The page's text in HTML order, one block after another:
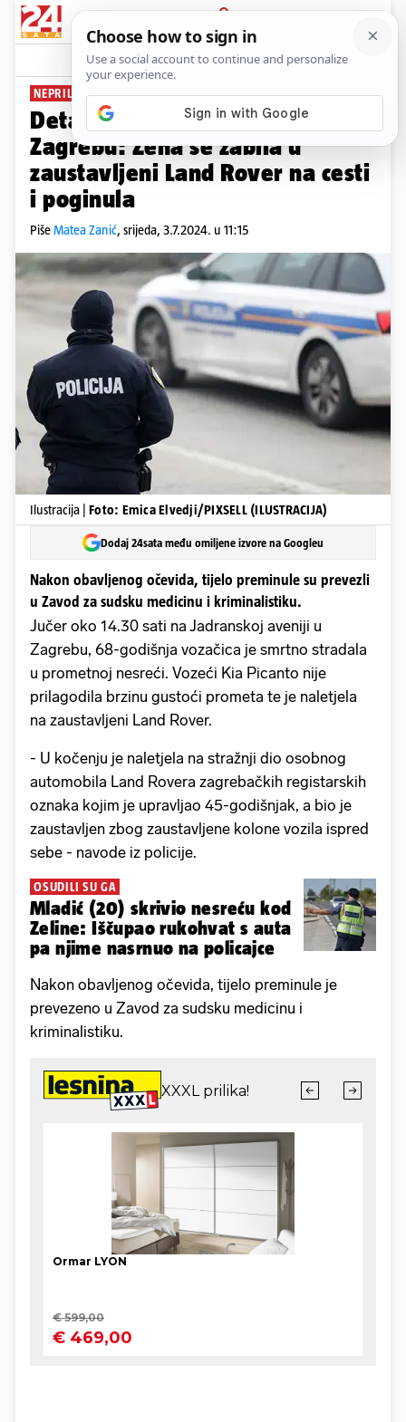
PRIJAVA
News Komentari
NEPRILAGOĐENA BRZINA
Detalji teške nesreće u
Zagrebu: Žena se zabila u
zaustavljeni Land Rover na cesti
i poginula
PišeMatea Zanić, srijeda, 3.7.2024. u 11:15
Ilustracija | Foto: Emica Elvedji/PIXSELL (ILUSTRACIJA)
Dodaj 24sata među omiljene izvore na Googleu
Nakon obavljenog očevida, tijelo preminule su prevezli
u Zavod za sudsku medicinu i kriminalistiku.
Jučer oko 14.30 sati na Jadranskoj aveniji u
Zagrebu, 68-godišnja vozačica je smrtno stradala
u prometnoj nesreći. Vozeći Kia Picanto nije
prilagodila brzinu gustoći prometa te je naletjela
na zaustavljeni Land Rover.
- U kočenju je naletjela na stražnji dio osobnog
automobila Land Rovera zagrebačkih registarskih
oznaka kojim je upravljao 45-godišnjak, a bio je
zaustavljen zbog zaustavljene kolone vozila ispred
sebe - navode iz policije.
OSUDILI SU GA
Mladić (20) skrivio nesreću kod
Zeline: Iščupao rukohvat s auta
pa njime nasrnuo na policajce
Nakon obavljenog očevida, tijelo preminule je
prevezeno u Zavod za sudsku medicinu i
kriminalistiku.